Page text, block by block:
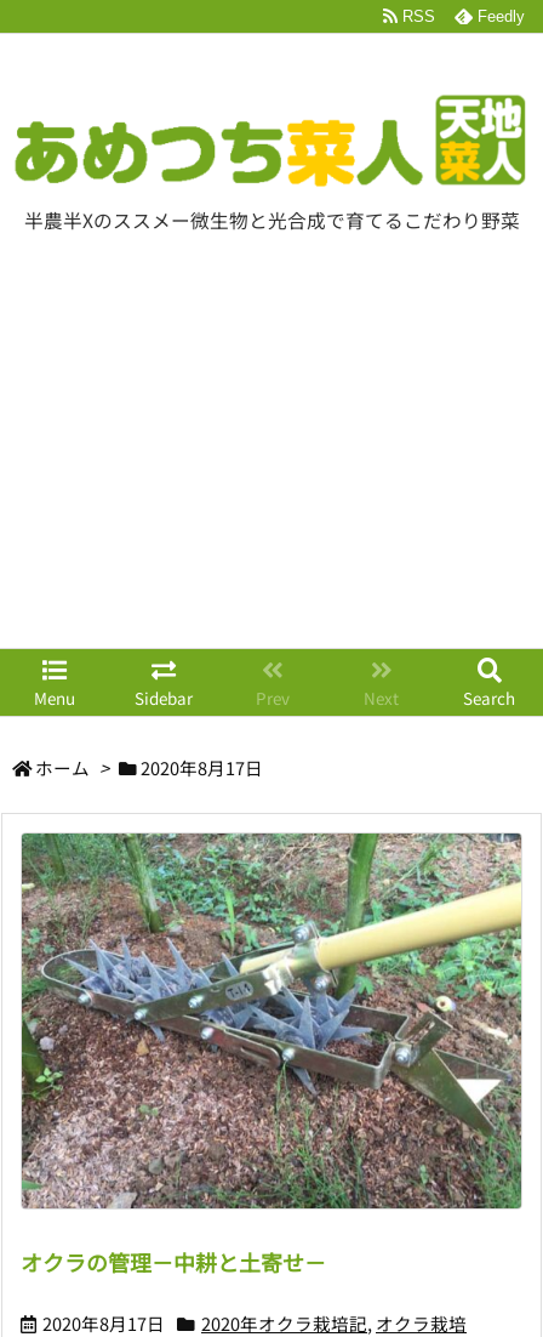
半農半Xのススメー微生物と光合成で育てるこだわり野菜
Menu Sidebar Prev Next Search
RSS Feedly
ホーム > 2020年8月17日
オクラの管理－中耕と土寄せ－
2020年8月17日 2020年オクラ栽培記, オクラ栽培